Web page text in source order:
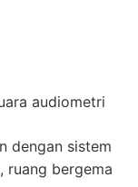
audiometri
dengan sistem
ruang bergema